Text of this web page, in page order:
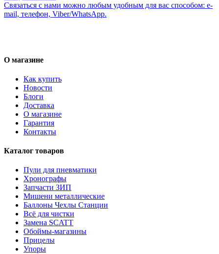
Связаться с нами можно любым удобным для вас способом: e-
mail, телефон, Viber/WhatsApp.
О магазине
Как купить
Новости
Блоги
Доставка
О магазине
Гарантия
Контакты
Каталог товаров
Пули для пневматики
Хронографы
Запчасти ЗИП
Мишени металлические
Баллоны Чехлы Станции
Всё для чистки
Замена SCATT
Обоймы-магазины
Прицелы
Упоры